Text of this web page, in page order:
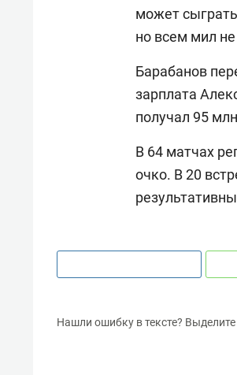
может
но всем мил
Барабанов
зарплата
получал 95
В 64 матчах
очко. В 20
Нашли ошибку в тексте?